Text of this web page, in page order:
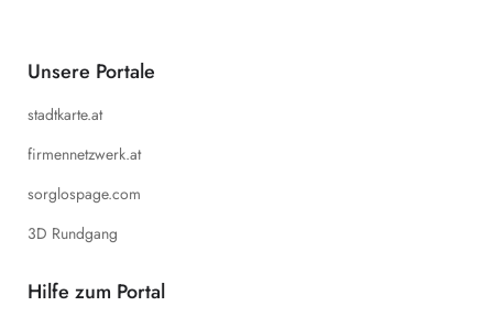
Unsere Portale
stadtkarte.at
firmennetzwerk.at
sorglospage.com
3D Rundgang
Hilfe zum Portal